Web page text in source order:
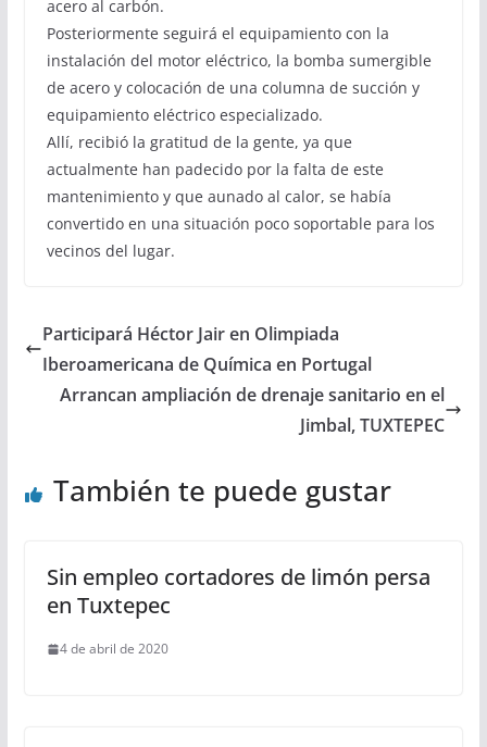
acero al carbón.
Posteriormente seguirá el equipamiento con la
instalación del motor eléctrico, la bomba sumergible
de acero y colocación de una columna de succión y
equipamiento eléctrico especializado.
Allí, recibió la gratitud de la gente, ya que
actualmente han padecido por la falta de este
mantenimiento y que aunado al calor, se había
convertido en una situación poco soportable para los
vecinos del lugar.
Participará Héctor Jair en Olimpiada
Iberoamericana de Química en Portugal
Arrancan ampliación de drenaje sanitario en el
Jimbal, TUXTEPEC
También te puede gustar
Sin empleo cortadores de limón persa
en Tuxtepec
4 de abril de 2020